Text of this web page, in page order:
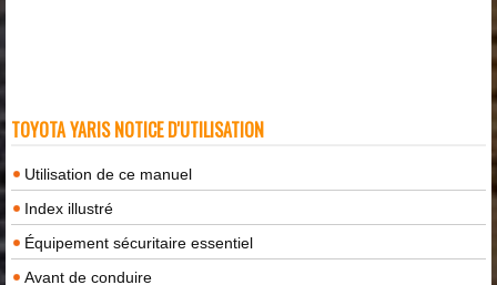
TOYOTA YARIS NOTICE D'UTILISATION
Utilisation de ce manuel
Index illustré
Équipement sécuritaire essentiel
Avant de conduire